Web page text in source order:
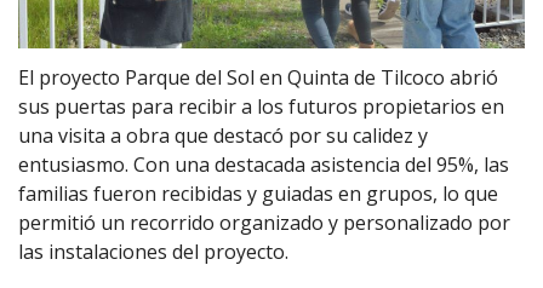
El proyecto Parque del Sol en Quinta de Tilcoco abrió
sus puertas para recibir a los futuros propietarios en
una visita a obra que destacó por su calidez y
entusiasmo. Con una destacada asistencia del 95%, las
familias fueron recibidas y guiadas en grupos, lo que
permitió un recorrido organizado y personalizado por
las instalaciones del proyecto.